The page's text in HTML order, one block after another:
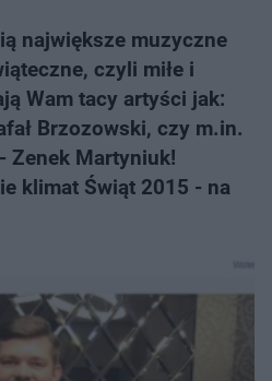
największe muzyczne
czyli miłe i
Wam tacy artyści jak:
Brzozowski, czy m.in.
Zenek Martyniuk!
klimat Świąt 2015 - na